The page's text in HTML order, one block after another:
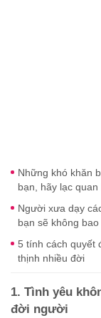
Những khó khăn
bạn, hãy lạc
Người xưa dạy
bạn sẽ không
5 tính cách quyết
thịnh nhiều đời
1. Tình yêu
đời người